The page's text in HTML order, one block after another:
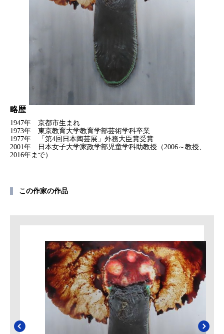
略歴
1947年 京都市生まれ
1973年 東京教育大学教育学部芸術学科卒業
1977年 「第4回日本陶芸展」外務大臣賞受賞
2001年 日本女子大学家政学部児童学科助教授（2006～教授、
2016年まで）
この作家の作品